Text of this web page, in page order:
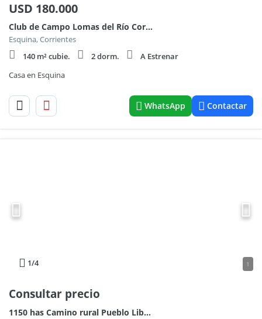
USD 180.000
Club de Campo Lomas del Río Corriente 0
Esquina, Corrientes
140 m² cubie.
2 dorm.
A Estrenar
Casa en Esquina
WhatsApp Contactar
1/4 1
Consultar precio
1150 has Camino rural Pueblo Libertador